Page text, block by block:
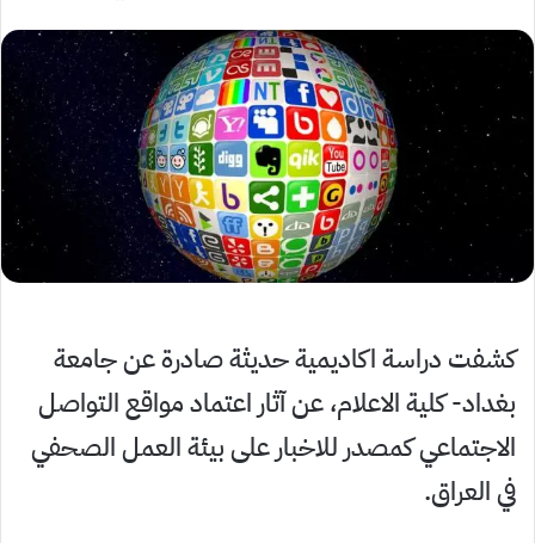
كشفت دراسة اكاديمية حديثة صادرة عن جامعة
بغداد- كلية الاعلام، عن آثار اعتماد مواقع التواصل
الاجتماعي كمصدر للاخبار على بيئة العمل الصحفي
في العراق.